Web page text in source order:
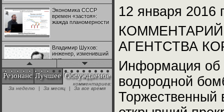
Экономика СССР
времен «застоя»:
жажда планомерности
Владимир Шухов:
инженер, изменивший
мир
"Аркадий Коц" на
эгалите-фесте "Не
Резонанс Лучшее Обсуждаемое
комментариев:
За неделю
| За месяц | За все время
12 января 2016
АГЕНТСТВА
Информация об
водородной
Торжественный